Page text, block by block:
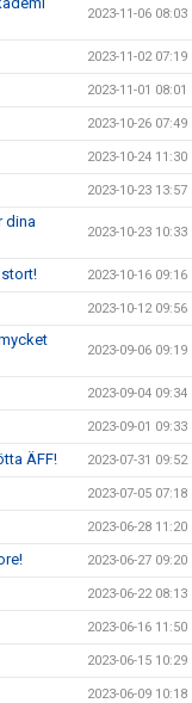
2023-11-06 08:03
2023-11-02 07:19
2023-11-01 08:01
2023-10-26 07:49
2023-10-24 11:30
2023-10-23 13:57
dina
2023-10-23 10:33
2023-10-16 09:16
2023-10-12 09:56
2023-09-06 09:19
2023-09-04 09:34
2023-09-01 09:33
ÄFF! 2023-07-31 09:52
2023-07-05 07:18
2023-06-28 11:20
2023-06-27 09:20
2023-06-22 08:13
2023-06-16 11:50
2023-06-15 10:29
2023-06-09 10:18